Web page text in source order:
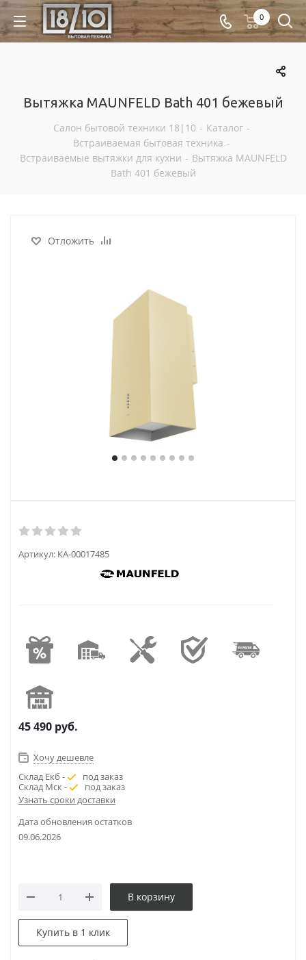
0
Вытяжка MAUNFELD Bath 401 бежевый
Салон бытовой техники 18|10 - Каталог -
Встраиваемая бытовая техника -
Встраиваемые вытяжки для кухни - Вытяжка MAUNFELD
Bath 401 бежевый
Отложить
Артикул: КА-00017485
45 490 руб.
Хочу дешевле
Склад Екб -
под заказ
Склад Мск -
под заказ
Узнать сроки доставки
Дата обновления остатков
09.06.2026
В корзину
Купить в 1 клик